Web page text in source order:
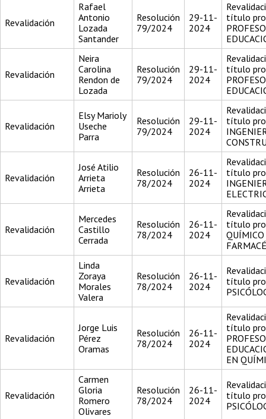
Revalidación
Rafael
Antonio
Lozada
Santander
Resolución
79/2024
29-11-
2024
título
Revalidación
Neira
Carolina
Rendon de
Lozada
Resolución
79/2024
29-11-
2024
título
Revalidación
Elsy Marioly
Useche
Parra
Resolución
79/2024
29-11-
2024
título
Revalidación
José Atilio
Arrieta
Arrieta
Resolución
78/2024
26-11-
2024
título
Revalidación
Mercedes
Castillo
Cerrada
Resolución
78/2024
26-11-
2024
título
QUÍMICO
Revalidación
Linda
Zoraya
Morales
Valera
Resolución
78/2024
26-11-
2024
título
Revalidación
Jorge Luis
Pérez
Oramas
Resolución
78/2024
26-11-
2024
título
EN
Revalidación
Carmen
Gloria
Romero
Olivares
Resolución
78/2024
26-11-
2024
título